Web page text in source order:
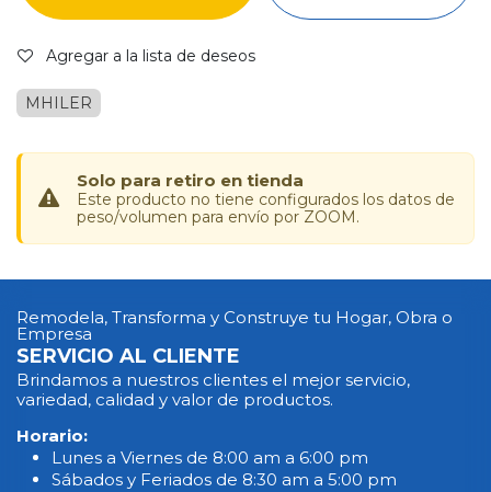
Agregar a la lista de deseos
MHILER
Solo para retiro en tienda
Este producto no tiene configurados los datos de
peso/volumen para envío por ZOOM.
Remodela, Transforma y Construye tu Hogar, Obra o
Empresa
SERVICIO AL CLIENTE
Brindamos a nuestros clientes el mejor servicio,
variedad, calidad y valor de productos.
Horario:
Lunes a Viernes de 8:00 am a 6:00 pm
Sábados y Feriados de 8:30 am a 5:00 pm